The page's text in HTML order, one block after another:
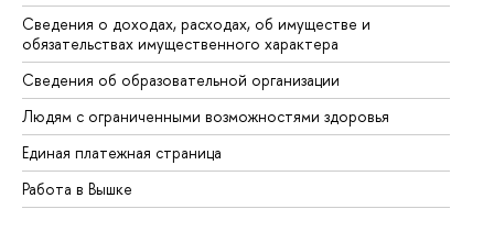
Сведения о доходах, расходах, об имуществе и
обязательствах имущественного характера
Сведения об образовательной организации
Людям с ограниченными возможностями здоровья
Единая платежная страница
Работа в Вышке